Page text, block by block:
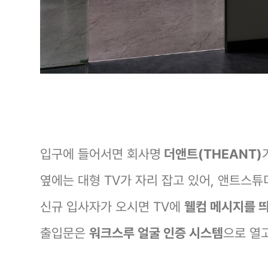
입구에 들어서면 회사명 더앤트(THEANT)
옆에는 대형 TV가 자리 잡고 있어, 앤트스
신규 입사자가 오시면 TV에웰컴 메시지를
출입문은워크스루 얼굴 인증 시스템으로 열